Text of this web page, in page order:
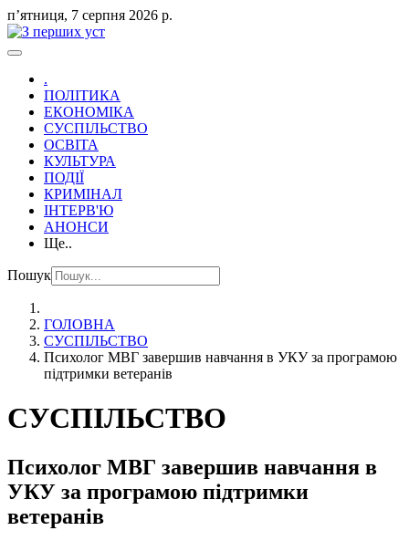
пʼятниця, 7 серпня 2026 р.
.
ПОЛІТИКА
ЕКОНОМІКА
СУСПІЛЬСТВО
ОСВІТА
КУЛЬТУРА
ПОДІЇ
КРИМІНАЛ
ІНТЕРВ'Ю
АНОНСИ
Ще..
Пошук
ГОЛОВНА
СУСПІЛЬСТВО
Психолог МВГ завершив навчання в УКУ за програмою
підтримки ветеранів
СУСПІЛЬСТВО
Психолог МВГ завершив навчання в
УКУ за програмою підтримки
ветеранів